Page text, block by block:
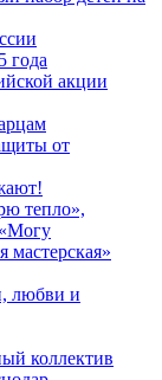
года
акции
от
тепло»,
«Могу
мастерская»
любви и
коллектив